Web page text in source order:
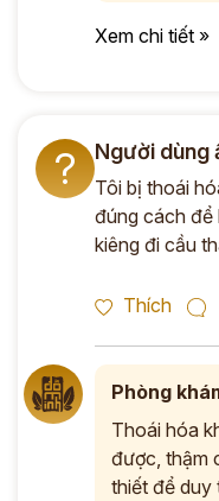
Xem chi tiết »
? Người dùng
Tôi bị thoái
đúng cách để
kiêng đi cầu
Thích
Phòng
Thoái hóa
được, thậm
thiết để duy